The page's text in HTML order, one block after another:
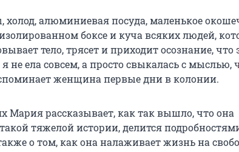
холод, алюминиевая посуда, маленькое
боксе и куча всяких людей,
тело, трясет и приходит осознание, что
не ела совсем, а просто свыкалась с мыслью,
женщина первые дни в колонии.
Мария рассказывает, как так вышло, что она
тяжелой истории, делится
о том, как она налаживает жизнь на